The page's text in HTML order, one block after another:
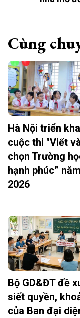
Cùng
Hà Nội triển
cuộc thi "Viết
chọn Trường
hạnh phúc” năm
2026
Bộ GD&ĐT đề
siết quyền,
của Ban đại